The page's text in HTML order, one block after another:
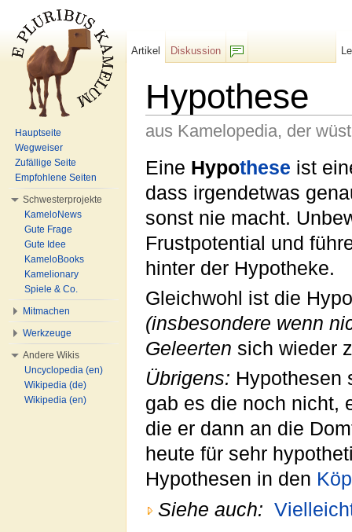
Hypothese
aus Kamelopedia, der
Eine Hypothese ist
dass irgendetwas
sonst nie macht.
Frustpotential und
hinter der Hypotheke.
Gleichwohl ist die
(insbesondere wenn
Geleerten sich wieder
Übrigens: Hypothesen
gab es die noch nicht,
die er dann an die
heute für sehr
Hypothesen in den
Siehe auch:
Artikel
Diskussion
Hauptseite
Wegweiser
Zufällige Seite
Empfohlene Seiten
Schwesterprojekte
KameloNews
Gute Frage
Gute Idee
KameloBooks
Kamelionary
Spiele & Co.
Mitmachen
Werkzeuge
Andere Wikis
Uncyclopedia (en)
Wikipedia (de)
Wikipedia (en)